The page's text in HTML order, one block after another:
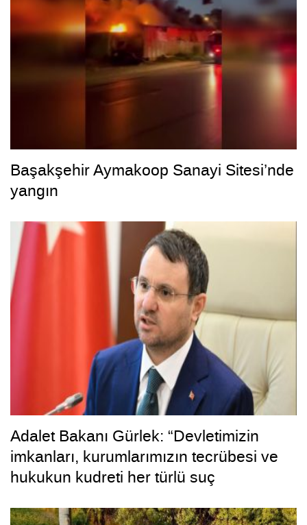
Başakşehir Aymakoop Sanayi Sitesi’nde
yangın
Adalet Bakanı Gürlek: “Devletimizin
imkanları, kurumlarımızın tecrübesi ve
hukukun kudreti her türlü suç